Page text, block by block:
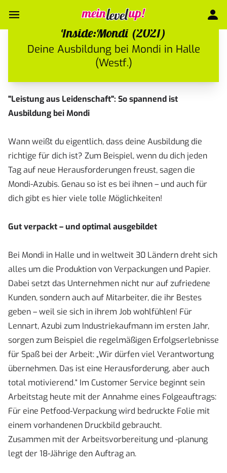
Inside:Mondi (2021)
Deine Ausbildung bei Mondi in Halle
(Westf.)
"Leistung aus Leidenschaft": So spannend ist
Ausbildung bei Mondi
Wann weißt du eigentlich, dass deine Ausbildung die
richtige für dich ist? Zum Beispiel, wenn du dich jeden
Tag auf neue Herausforderungen freust, sagen die
Mondi-Azubis. Genau so ist es bei ihnen – und auch für
dich gibt es hier viele tolle Möglichkeiten!
Gut verpackt – und optimal ausgebildet
Bei Mondi in Halle und in weltweit 30 Ländern dreht sich
alles um die Produktion von Verpackungen und Papier.
Dabei setzt das Unternehmen nicht nur auf zufriedene
Kunden, sondern auch auf Mitarbeiter, die ihr Bestes
geben – weil sie sich in ihrem Job wohlfühlen! Für
Lennart, Azubi zum Industriekaufmann im ersten Jahr,
sorgen zum Beispiel die regelmäßigen Erfolgserlebnisse
für Spaß bei der Arbeit: „Wir dürfen viel Verantwortung
übernehmen. Das ist eine Herausforderung, aber auch
total motivierend.“ Im Customer Service beginnt sein
Arbeitstag heute mit der Annahme eines Folgeauftrags:
Für eine Petfood-Verpackung wird bedruckte Folie mit
einem vorhandenen Druckbild gebraucht.
Zusammen mit der Arbeitsvorbereitung und -planung
legt der 18-Jährige den Auftrag an.